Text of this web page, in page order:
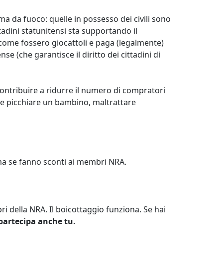
da fuoco: quelle in possesso dei civili sono
statunitensi sta supportando il
fossero giocattoli e paga (legalmente)
(che garantisce il diritto dei cittadini di
a ridurre il numero di compratori
picchiare un bambino, maltrattare
se fanno sconti ai membri NRA.
della NRA. Il boicottaggio funziona. Se hai
anche tu.